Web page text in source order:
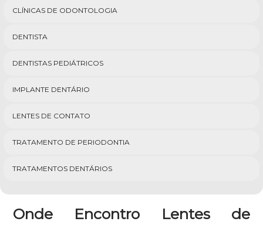
CLÍNICAS DE ODONTOLOGIA
DENTISTA
DENTISTAS PEDIÁTRICOS
IMPLANTE DENTÁRIO
LENTES DE CONTATO
TRATAMENTO DE PERIODONTIA
TRATAMENTOS DENTÁRIOS
Onde Encontro Lentes de